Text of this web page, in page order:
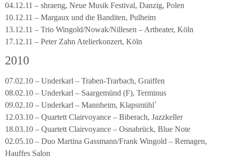
04.12.11 – shraeng, Neue Musik Festival, Danzig, Polen
10.12.11 – Margaux und die Banditen, Pulheim
13.12.11 – Trio Wingold/Nowak/Nillesen – Artheater, Köln
17.12.11 – Peter Zahn Atelierkonzert, Köln
2010
07.02.10 – Underkarl – Traben-Trarbach, Graiffen
08.02.10 – Underkarl – Saargemünd (F), Terminus
09.02.10 – Underkarl – Mannheim, Klapsmühl´
12.03.10 – Quartett Clairvoyance – Biberach, Jazzkeller
18.03.10 – Quartett Clairvoyance – Osnabrück, Blue Note
02.05.10 – Duo Martina Gassmann/Frank Wingold – Remagen,
Hauffes Salon